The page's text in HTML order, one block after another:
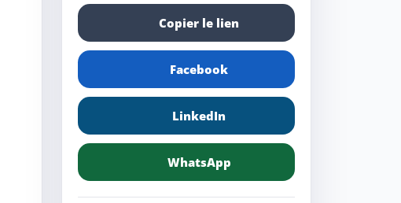
Copier le lien
Facebook
LinkedIn
WhatsApp